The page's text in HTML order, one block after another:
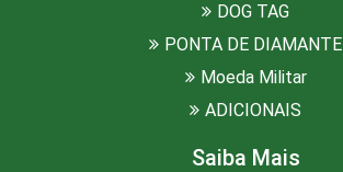
DOG TAG
PONTA DE DIAMANTE
Moeda Militar
ADICIONAIS
Saiba Mais